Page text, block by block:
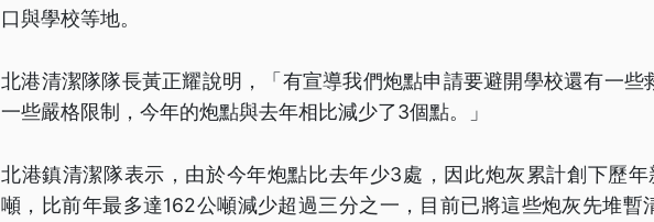
口與學校等地。
北港清潔隊隊長黃正耀說明，「有宣導我們炮點申請要避開學校還有一些
一些嚴格限制，今年的炮點與去年相比減少了3個點。」
北港鎮清潔隊表示，由於今年炮點比去年少3處，因此炮灰累計創下歷
噸，比前年最多達162公噸減少超過三分之一，目前已將這些炮灰先堆暫